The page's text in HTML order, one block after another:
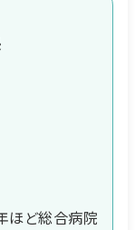
ほど総合病院